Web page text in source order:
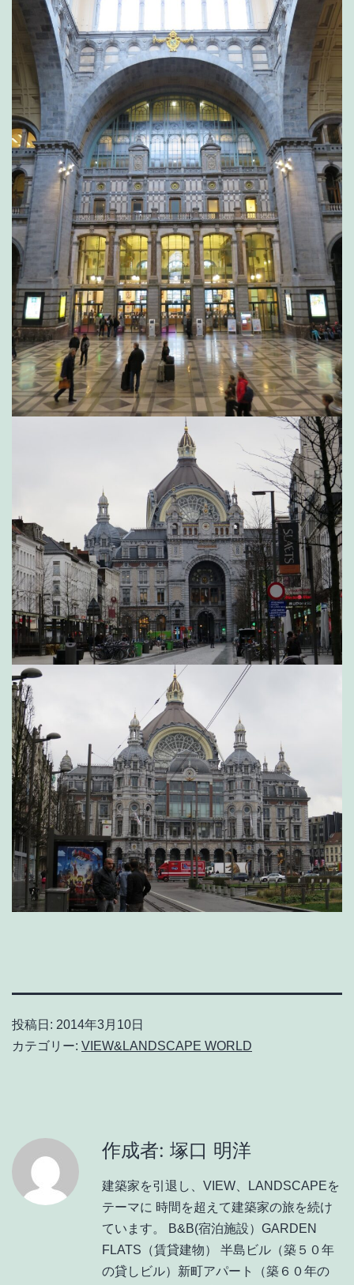
投稿日: 2014年3月10日
カテゴリー: VIEW&LANDSCAPE WORLD
作成者: 塚口 明洋
建築家を引退し、VIEW、LANDSCAPEを
テーマに 時間を超えて建築家の旅を続け
ています。 B&B(宿泊施設）GARDEN
FLATS（賃貸建物） 半島ビル（築５０年
の貸しビル）新町アパート（築６０年の